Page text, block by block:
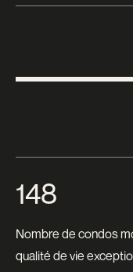
148
Nombre de condos
qualité de vie